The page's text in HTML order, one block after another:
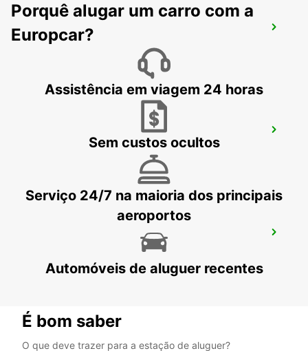
AEROPORTO DE HAMBURGO
HAMBURG - GERMANY
AEROPORTO DE SONDERBORG
SONDERBORG - DENMARK
SOENDERBORG - DENMARK
Porquê alugar um carro com a
Europcar?
Assistência em viagem 24 horas
Sem custos ocultos
Serviço 24/7 na maioria dos principais
aeroportos
Automóveis de aluguer recentes
É bom saber
O que deve trazer para a estação de aluguer?